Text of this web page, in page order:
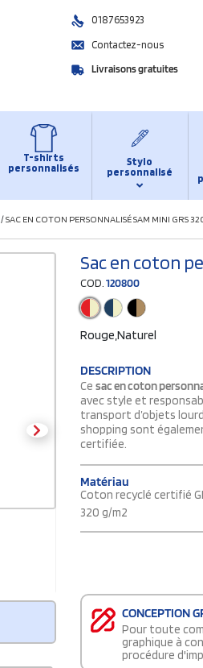
0187653923
Contactez-nous
Livraisons gratuites
T-shirts
personnalisés
Stylo
personnalisé
/SAC EN COTON PERSONNALISÉ SAM MINI GRS
Sac en coton
COD.120800
Rouge,Naturel
DESCRIPTION
Ce sac en coton
avec style et
transport d’objets
shopping sont
certifiée.
Matériau
Coton recyclé certifié
320 g/m2
CONCEPTION
Pour toute
graphique à
procédure